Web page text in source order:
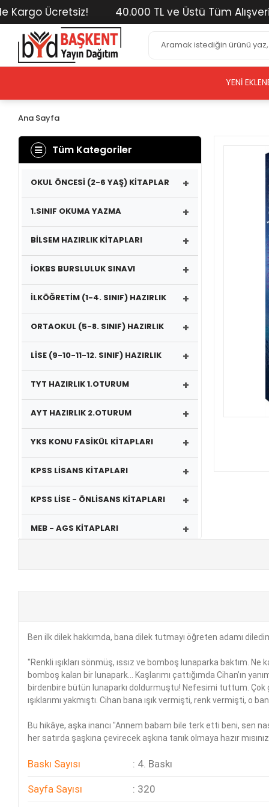
Ücretsiz! 40.000 TL ve Üstü Tüm
YENI
Ana Sayfa
Tüm Kategoriler
OKUL ÖNCESİ (2-6 YAŞ) KİTAPLAR +
1.SINIF OKUMA YAZMA +
BİLSEM HAZIRLIK KİTAPLARI +
İOKBS BURSLULUK SINAVI +
İLKÖĞRETİM (1-4. SINIF) HAZIRLIK +
ORTAOKUL (5-8. SINIF) HAZIRLIK +
LİSE (9-10-11-12. SINIF) HAZIRLIK +
TYT HAZIRLIK 1.OTURUM +
AYT HAZIRLIK 2.OTURUM +
YKS KONU FASİKÜL KİTAPLARI +
KPSS LİSANS KİTAPLARI +
KPSS LİSE - ÖNLİSANS KİTAPLARI +
MEB - AGS KİTAPLARI +
YDS - YÖKDİL HAZIRLIK KİTAPLARI +
ASKERİ LİSE - PMYO KİTAPLARI
YÖS KİTAPLARI
DHBT HAZIRLIK KİTAPLARI
Ben ilk dilek hakkımda, bana dilek tutmayı öğreten adamı
"Renkli ışıkları sönmüş, ıssız ve bomboş lunaparka baktım.
bomboş kalan bir lunapark... Kaşlarımı çattığımda Cihan’ın
birdenbire bütün lunaparkı doldurmuştu! Nefesimi tuttum. Çok
ışıklarımı yakmıştı. Cihan bana ışık vermişti, renk vermişti, o
Bu hikâye, aşka inancı "Annem babam bile terk etti beni, sen
her satırda şaşkına çevirecek aşkına tanık olmaya hazır
Baskı Sayısı : 4. Baskı
Sayfa Sayısı : 320